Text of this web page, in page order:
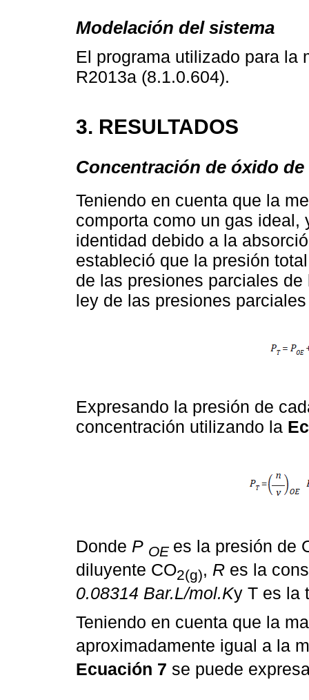
Modelación del sistema
El programa utilizado para la
R2013a (8.1.0.604).
3. RESULTADOS
Concentración de óxido de
Teniendo en cuenta que la
comporta como un gas
identidad debido a la
estableció que la presión
de las presiones parciales
ley de las presiones
Expresando la presión de
concentración utilizando la
Donde P OE es la presión de
diluyente CO2(g), R es la
0.08314 Bar.L/mol.Ky T es la
Teniendo en cuenta que la
aproximadamente igual a la
Ecuación 7 se puede